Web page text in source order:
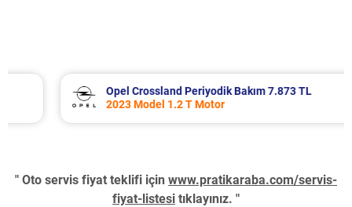
Opel Crossland Periyodik Bakım 7.873 TL
2023 Model 1.2 T Motor
" Oto servis fiyat teklifi için www.pratikaraba.com/servis-
fiyat-listesi tıklayınız. "